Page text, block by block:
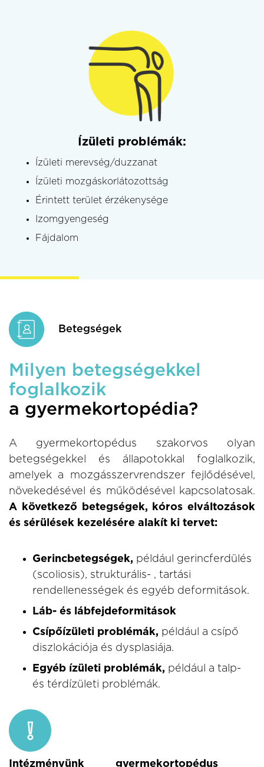
Ízületi problémák:
Ízületi merevség/duzzanat
Ízületi mozgáskorlátozottság
Érintett terület érzékenysége
Izomgyengeség
Fájdalom
Betegségek
Milyen betegségekkel
foglalkozik
a gyermekortopédia?
A gyermekortopédus szakorvos olyan
betegségekkel és állapotokkal foglalkozik,
amelyek a mozgásszervrendszer fejlődésével,
növekedésével és működésével kapcsolatosak.
A következő betegségek, kóros elváltozások
és sérülések kezelésére alakít ki tervet:
Gerincbetegségek, például gerincferdülés
(scoliosis), strukturális- , tartási
rendellenességek és egyéb deformitások.
Láb- és lábfejdeformitások
Csípőízületi problémák, például a csípő
diszlokációja és dysplasiája.
Egyéb ízületi problémák, például a talp-
és térdízületi problémák.
Intézményünk gyermekortopédus